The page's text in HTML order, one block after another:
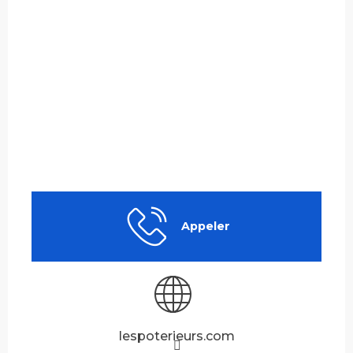
Appeler
lespoterieurs.com